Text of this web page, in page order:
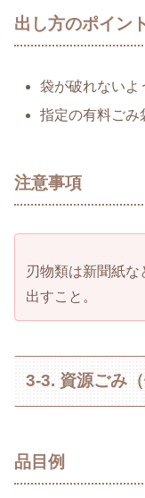
出し方のポイン
袋が破れないよ
指定の有料ごみ
注意事項
刃物類は新聞紙
出すこと。
3-3. 資源ごみ
品目例